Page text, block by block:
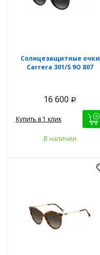
Солнцезащитные очки
Carrera 301/S 9O 807
16 600 Р
Купить в 1 клик
В наличии